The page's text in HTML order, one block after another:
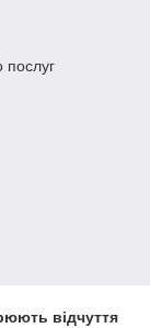
послуг
відчуття